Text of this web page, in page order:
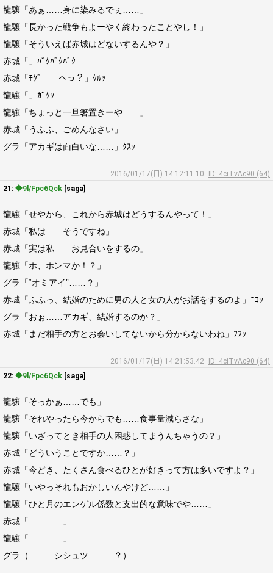
龍驤「あぁ……身に染みるでぇ……」
龍驤「長かった戦争もよーやく終わったことやし！」
龍驤「そういえば赤城はどないするんや？」
赤城「」ﾊﾞｸﾊﾞｸﾊﾞｸ
赤城「ﾓｸﾞ……へっ？」ｸﾙｯ
龍驤「」ｶﾞｸｯ
龍驤「ちょっと一旦箸置きーや……」
赤城「うふふ、ごめんなさい」
グラ「アカギは面白いな……」ｸｽｯ
2016/01/17(日) 14:12:11.10
ID: 4ciTvAc90 (64)
21: ◆9l/Fpc6Qck [saga]
龍驤「せやから、これから赤城はどうするんやって！」
赤城「私は……そうですね」
赤城「実は私……お見合いをするの」
龍驤「ホ、ホンマか！？」
グラ「“オミアイ”……？」
赤城「ふふっ、結婚のために男の人と女の人がお話をするのよ」ﾆｺｯ
グラ「おぉ……アカギ、結婚するのか？」
赤城「まだ相手の方とお会いしてないから分からないわね」ﾌﾌｯ
2016/01/17(日) 14:21:53.42
ID: 4ciTvAc90 (64)
22: ◆9l/Fpc6Qck [saga]
龍驤「そっかぁ……でも」
龍驤「それやったら今からでも……食事量減らさな」
龍驤「いざってとき相手の人困惑してまうんちゃうの？」
赤城「どういうことですか……？」
赤城「今どき、たくさん食べるひとが好きって方は多いですよ？」
龍驤「いやっそれもおかしいんやけど……」
龍驤「ひと月のエンゲル係数と支出的な意味でや……」
赤城「…………」
龍驤「…………」
グラ（………シシュツ………？）